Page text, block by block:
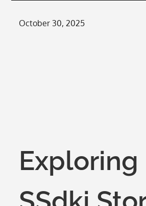
Posted
October 30, 2025
Exploring